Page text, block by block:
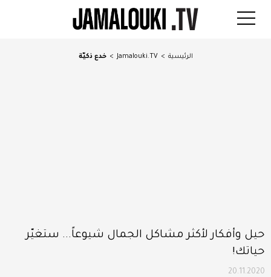
الرئيسية >
Jamalouki.TV
> خدع ذكيّة
حيل وأفكار لأكثر مشاكل الجمال شيوعاً... ستغيّر
حياتك!
20.11.2020